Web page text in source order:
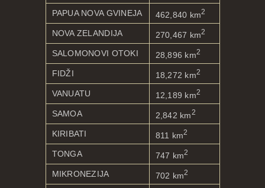
PAPUA NOVA GVINEJA 462,840 km2
NOVA ZELANDIJA 270,467 km2
SALOMONOVI OTOKI 28,896 km2
FIDŽI 18,272 km2
VANUATU 12,189 km2
SAMOA 2,842 km 2
KIRIBATI 811 km2
TONGA 747 km2
MIKRONEZIJA 702 km2